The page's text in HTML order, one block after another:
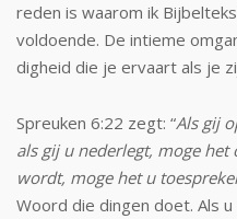
reden is waarom ik
voldoende. De intieme
digheid die je ervaart als je
Spreuken 6:22 zegt: “Als gij
als gij u nederlegt, moge
wordt, moge het u
Woord die dingen doet. Als